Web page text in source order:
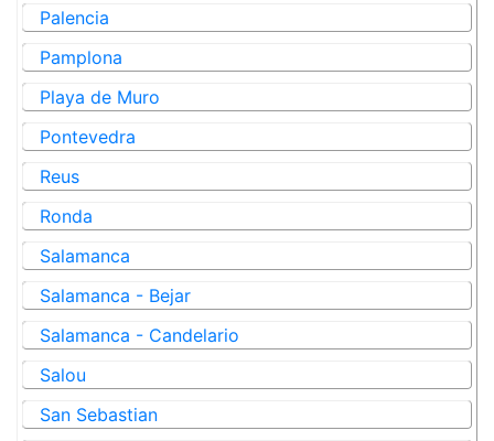
Palencia
Pamplona
Playa de Muro
Pontevedra
Reus
Ronda
Salamanca
Salamanca - Bejar
Salamanca - Candelario
Salou
San Sebastian